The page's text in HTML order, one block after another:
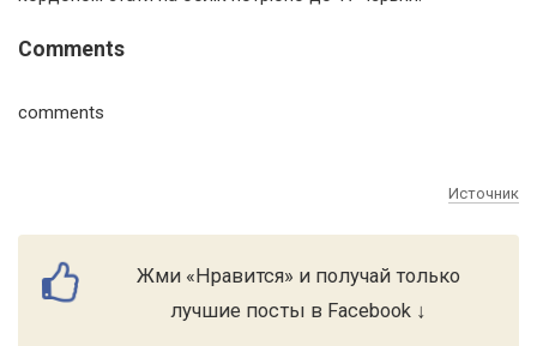
Comments
comments
Источник
Жми «Нравится» и получай только
лучшие посты в Facebook ↓